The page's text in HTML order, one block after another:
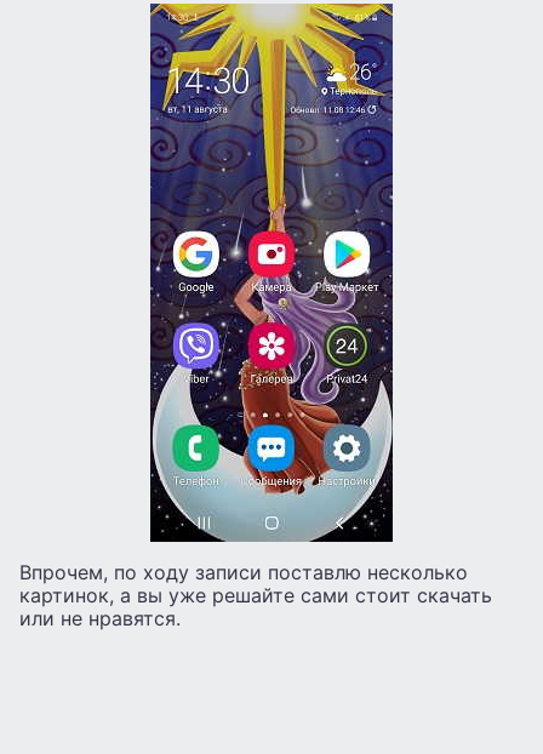
Впрочем, по ходу записи поставлю несколько
картинок, а вы уже решайте сами стоит скачать
или не нравятся.